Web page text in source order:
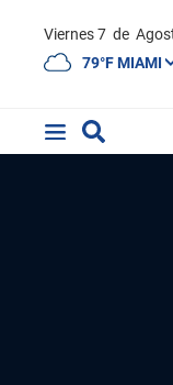
Viernes 7 de
79°F MIAMI